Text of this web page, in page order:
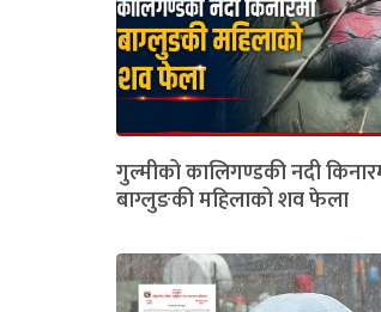
गुल्मीको कालिगण्डकी नदी
बाग्लुङकी महिलाको शव फेला